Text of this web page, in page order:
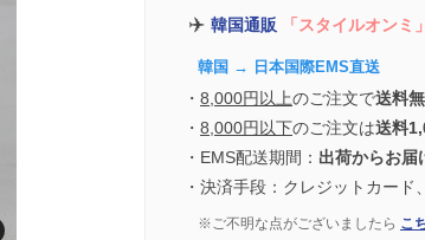
✈️ 韓国通販 「スタイルオンミ」
韓国 → 日本国際EMS直送
・ 8,000円以上のご注文で送料
・ 8,000円以下のご注文は送料
・EMS配送期間： 出荷からお届
・決済手段：クレジットカー
※ご不明な点がございましたら こ